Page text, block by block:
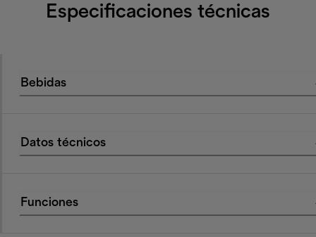
Especificaciones técnicas
Bebidas
Datos técnicos
Funciones